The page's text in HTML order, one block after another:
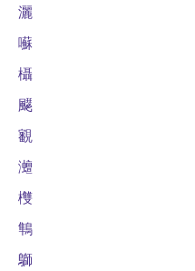
灑
囌
欇
飋
覾
灗
欆
鶽
鶳